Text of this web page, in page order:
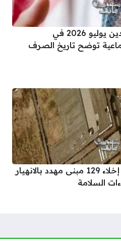
موعد نزول رواتب المتقاعدين يوليو 2026 في
توضح تاريخ الصرف
عودة هدد جدة 1447.. بدء إخلاء 129 مبنى مهدد بالانهيار
السلامة